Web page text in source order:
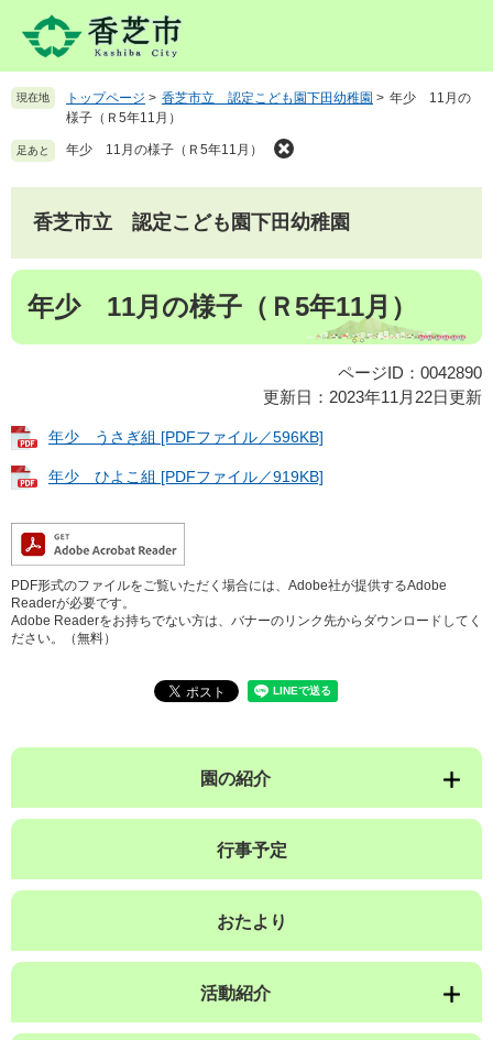
先を 現在地 トップページ > 香芝市立 認定こども園下田幼稚園 > 年少 11月の
様子（Ｒ5年11月）
足あと 年少 11月の様子（Ｒ5年11月）
香芝市立 認定こども園下田幼稚園
本
年少 11月の様子（Ｒ5年11月）
ページID：0042890
更新日：2023年11月22日更新
年少 うさぎ組 [PDFファイル／596KB]
年少 ひよこ組 [PDFファイル／919KB]
PDF形式のファイルをご覧いただく場合には、Adobe社が提供するAdobe
Readerが必要です。
Adobe Readerをお持ちでない方は、バナーのリンク先からダウンロードしてく
ださい。（無料）
園の紹介
行事予定
おたより
活動紹介